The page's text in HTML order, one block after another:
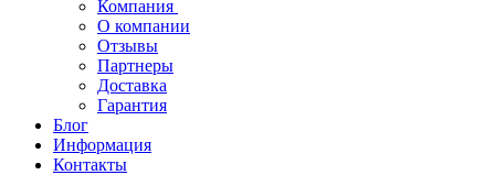
Компания
О компании
Отзывы
Партнеры
Доставка
Гарантия
Блог
Информация
Контакты